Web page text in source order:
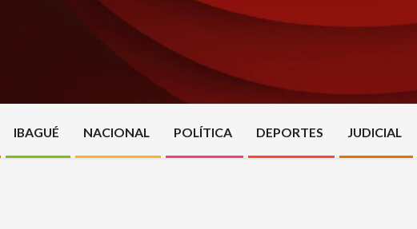
IBAGUÉ NACIONAL POLÍTICA DEPORTES JUDICIAL